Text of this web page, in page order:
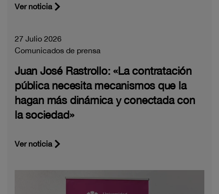
Ver noticia
27 Julio 2026
Comunicados de prensa
Juan José Rastrollo: «La contratación
pública necesita mecanismos que la
hagan más dinámica y conectada con
la sociedad»
Ver noticia